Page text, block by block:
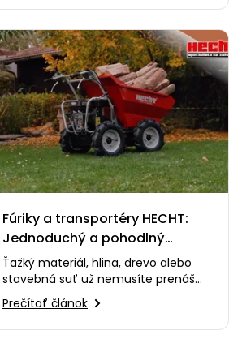
Fúriky a transportéry HECHT:
Jednoduchý a pohodlný
presun materiálu
Ťažký materiál, hlina, drevo alebo
stavebná suť už nemusíte prenášať
ručne. 💪🚜 V tomto videu vám
predstavíme…
Prečítať článok